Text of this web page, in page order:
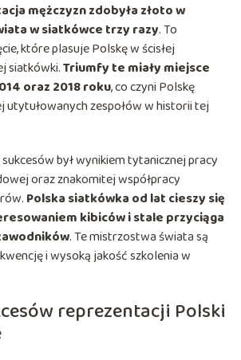
mężczyzn zdobyła złoto w
w siatkówce trzy razy. To
które plasuje Polskę w ścisłej
siatkówki.Triumfy te miały miejsce
oraz 2018 roku, co czyni Polskę
utytułowanych zespołów w historii tej
był wynikiem tytanicznej pracy
oraz znakomitej współpracy
Polska siatkówka od lat cieszy się
kibiców i stale przyciąga
. Te mistrzostwa świata są
i wysoką jakość szkolenia w
reprezentacji Polski